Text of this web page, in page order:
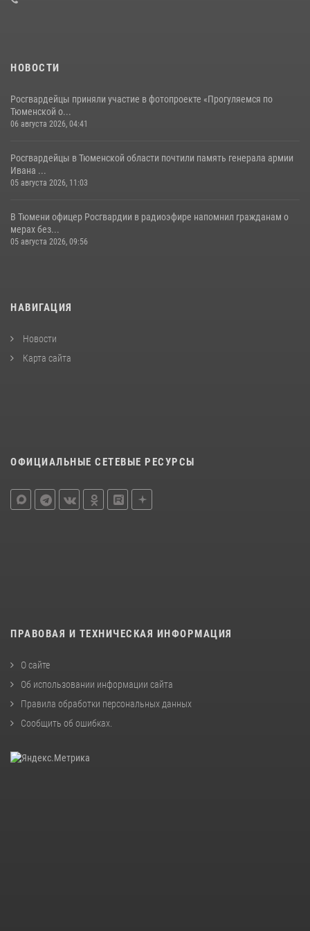
08 июля 2026, 09:38
НОВОСТИ
Росгвардейцы приняли участие в фотопроекте «Прогуляемся по
Тюменской о...
06 августа 2026, 04:41
Росгвардейцы в Тюменской области почтили память генерала армии
Ивана ...
05 августа 2026, 11:03
В Тюмени офицер Росгвардии в радиоэфире напомнил гражданам о
мерах без...
05 августа 2026, 09:56
НАВИГАЦИЯ
Новости
Карта сайта
ОФИЦИАЛЬНЫЕ СЕТЕВЫЕ РЕСУРСЫ
ПРАВОВАЯ И ТЕХНИЧЕСКАЯ ИНФОРМАЦИЯ
О сайте
Об использовании информации сайта
Правила обработки персональных данных
Сообщить об ошибках.